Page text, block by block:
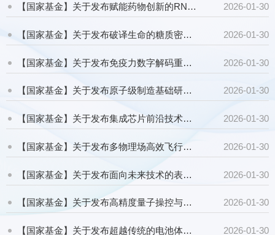
【国家基金】关于发布赋能药物创新的RNA基础研究重大研究计划2026年度项目指南的通告 2026-01-30
【国家基金】关于发布破译生命的糖质密码重大研究计划2026年度项目指南的通告 2026-01-30
【国家基金】关于发布免疫力数字解码重大研究计划2026年度项目指南的通告 2026-01-30
【国家基金】关于发布原子级制造基础研究重大研究计划2026年度项目指南的通告 2026-01-30
【国家基金】关于发布集成芯片前沿技术科学基础重大研究计划2026年度项目指南的通告 2026-01-30
【国家基金】关于发布多物理场高效飞行科学基础与调控机理重大研究计划2026年度项目指南的通告 2026-01-30
【国家基金】关于发布面向未来技术的表界面科学基础重大研究计划2026年度项目指南的通告 2026-01-30
【国家基金】关于发布高精度量子操控与探测重大研究计划2026年度项目指南的通告 2026-01-30
【国家基金】关于发布超越传统的电池体系重大研究计划2026年度项目指南的通告 2026-01-30